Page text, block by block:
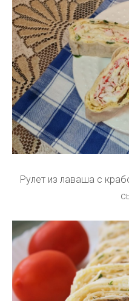
Рулет из лаваша с